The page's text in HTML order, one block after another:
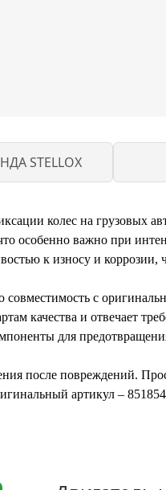
STELLOX
колес на грузовых
особенно важно при
к износу и коррозии,
совместимость с
качества и отвечает
для
после повреждений.
артикул –